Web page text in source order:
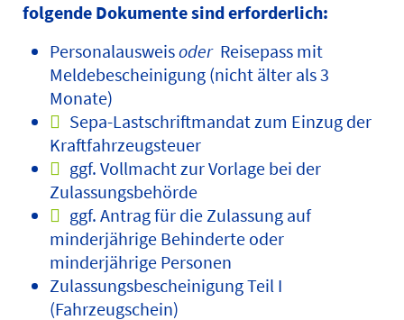
folgende Dokumente sind erforderlich:
PersonalausweisoderReisepass mit
Meldebescheinigung (nicht älter als 3
Monate)
Sepa-Lastschriftmandat zum Einzug der
Kraftfahrzeugsteuer
ggf. Vollmacht zur Vorlage bei der
Zulassungsbehörde
ggf. Antrag für die Zulassung auf
minderjährige Behinderte oder
minderjährige Personen
Zulassungsbescheinigung Teil I
(Fahrzeugschein)